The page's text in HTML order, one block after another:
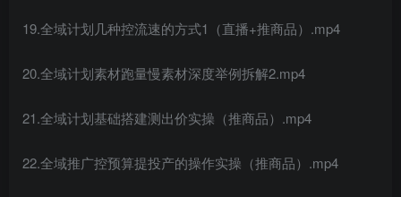
19.全域计划几种控流速的方式1（直播+推商品）.mp4
20.全域计划素材跑量慢素材深度举例拆解2.mp4
21.全域计划基础搭建测出价实操（推商品）.mp4
22.全域推广控预算提投产的操作实操（推商品）.mp4